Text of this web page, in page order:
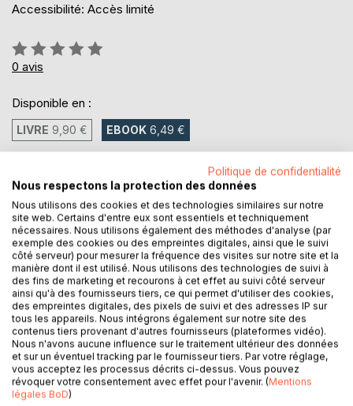
Accessibilité: Accès limité
Évaluation:
0%
0 avis
Disponible en :
LIVRE 9,90 € EBOOK 6,49 €
TVA incluse
Téléchargement disponible dès maintenant
AJOUTER AU PANIER
Ajouter à ma liste d'envies
Laisser un avis
Politique de confidentialité
Nous respectons la protection des données
Nous utilisons des cookies et des technologies similaires sur notre
site web. Certains d'entre eux sont essentiels et techniquement
nécessaires. Nous utilisons également des méthodes d'analyse (par
exemple des cookies ou des empreintes digitales, ainsi que le suivi
côté serveur) pour mesurer la fréquence des visites sur notre site et la
manière dont il est utilisé. Nous utilisons des technologies de suivi à
des fins de marketing et recourons à cet effet au suivi côté serveur
ainsi qu'à des fournisseurs tiers, ce qui permet d'utiliser des cookies,
des empreintes digitales, des pixels de suivi et des adresses IP sur
tous les appareils. Nous intégrons également sur notre site des
contenus tiers provenant d'autres fournisseurs (plateformes vidéo).
Nous n'avons aucune influence sur le traitement ultérieur des données
et sur un éventuel tracking par le fournisseur tiers. Par votre réglage,
vous acceptez les processus décrits ci-dessus. Vous pouvez
révoquer votre consentement avec effet pour l'avenir. (Mentions
légales BoD)